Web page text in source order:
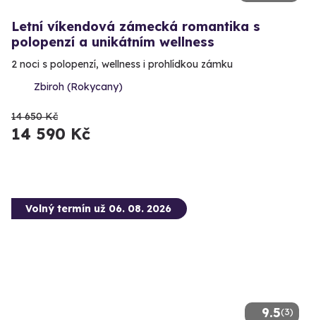
Letní víkendová zámecká romantika s
polopenzí a unikátním wellness
2 noci s polopenzí, wellness i prohlídkou zámku
Zbiroh (Rokycany)
14 650 Kč
14 590 Kč
9.5(3)
Volný termín už 06. 08. 2026